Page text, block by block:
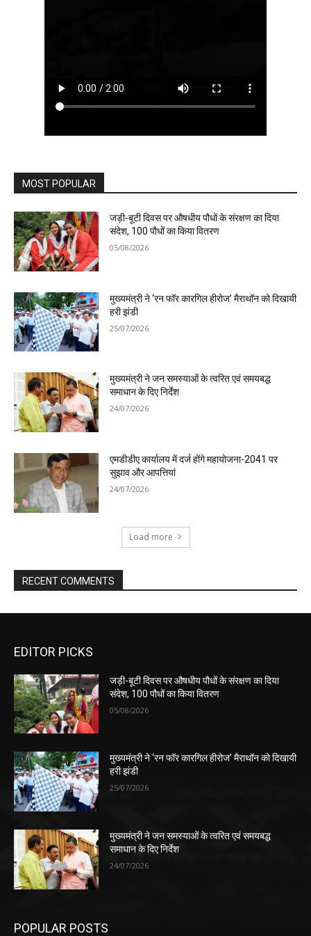
MOST POPULAR
जड़ी-बूटी दिवस पर औषधीय पौधों के संरक्षण का दिया
संदेश, 100 पौधों का किया वितरण
05/08/2026
मुख्यमंत्री ने ‘रन फॉर कारगिल हीरोज’ मैराथॉन को दिखायी
हरी झंडी
25/07/2026
मुख्यमंत्री ने जन समस्याओं के त्वरित एवं समयबद्ध
समाधान के दिए निर्देश
24/07/2026
एमडीडीए कार्यालय में दर्ज होंगे महायोजना-2041 पर
सुझाव और आपत्तियां
24/07/2026
Load more
RECENT COMMENTS
EDITOR PICKS
जड़ी-बूटी दिवस पर औषधीय पौधों के संरक्षण का दिया
संदेश, 100 पौधों का किया वितरण
05/08/2026
मुख्यमंत्री ने ‘रन फॉर कारगिल हीरोज’ मैराथॉन को दिखायी
हरी झंडी
25/07/2026
मुख्यमंत्री ने जन समस्याओं के त्वरित एवं समयबद्ध
समाधान के दिए निर्देश
24/07/2026
POPULAR POSTS